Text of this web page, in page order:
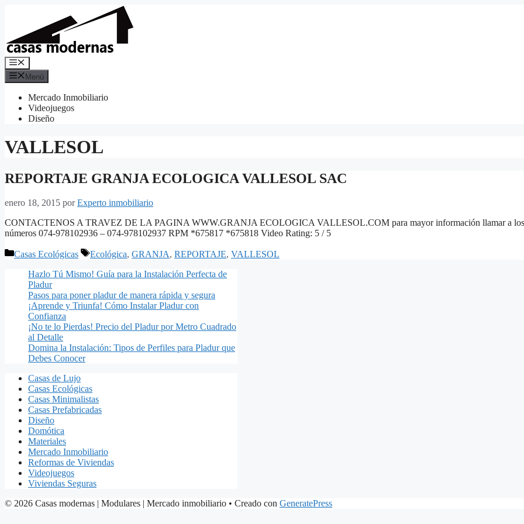
contenido
Menú
Menú
Mercado Inmobiliario
Videojuegos
Diseño
VALLESOL
REPORTAJE GRANJA ECOLOGICA VALLESOL SAC
enero 18, 2015 porExperto inmobiliario
CONTACTENOS A TRAVEZ DE LA PAGINA WWW.GRANJA ECOLOGICA VALLESOL.COM para mayor información llamar a los
números 074-978102936 – 074-978102937 RPM *675817 *675818 Video Rating: 5 / 5
Categorías
Casas Ecológicas Etiquetas
Ecológica, GRANJA, REPORTAJE, VALLESOL
Hazlo Tú Mismo! Guía para la Instalación Perfecta de
Pladur
Pasos para poner pladur de manera rápida y segura
¡Aprende y Triunfa! Cómo Instalar Pladur con
Confianza
¡No te lo Pierdas! Precio del Pladur por Metro Cuadrado
al Detalle
Domina la Instalación: Tipos de Perfiles para Pladur que
Debes Conocer
Casas de Lujo
Casas Ecológicas
Casas Minimalistas
Casas Prefabricadas
Diseño
Domótica
Materiales
Mercado Inmobiliario
Reformas de Viviendas
Videojuegos
Viviendas Seguras
© 2026 Casas modernas | Modulares | Mercado inmobiliario • Creado con GeneratePress